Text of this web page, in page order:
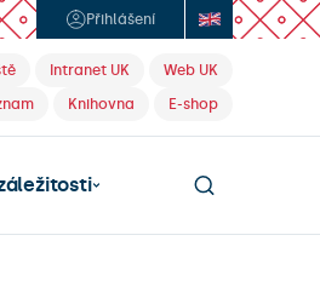
Přihlášení
Intranet UK
Web UK
Knihovna E-shop